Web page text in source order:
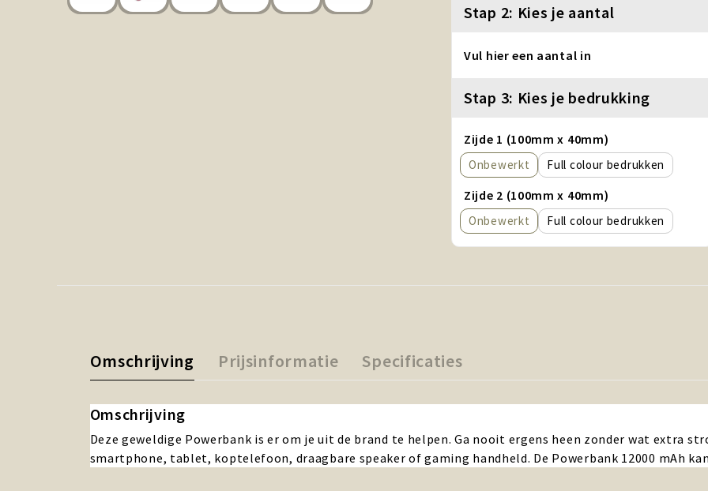
Stap 2: Kies je aantal
Vul hier een aantal in
Stap 3: Kies je bedrukking
Zijde 1 (100mm x 40mm)
Onbewerkt Full colour
Zijde 2 (100mm x 40mm)
Onbewerkt Full colour
Omschrijving Prijsinformatie Specificaties
Omschrijving
Deze geweldige Powerbank is er om je uit de brand te helpen. Ga nooit ergens heen zonder wat extra
smartphone, tablet, koptelefoon, draagbare speaker of gaming handheld. De Powerbank 12000 mAh